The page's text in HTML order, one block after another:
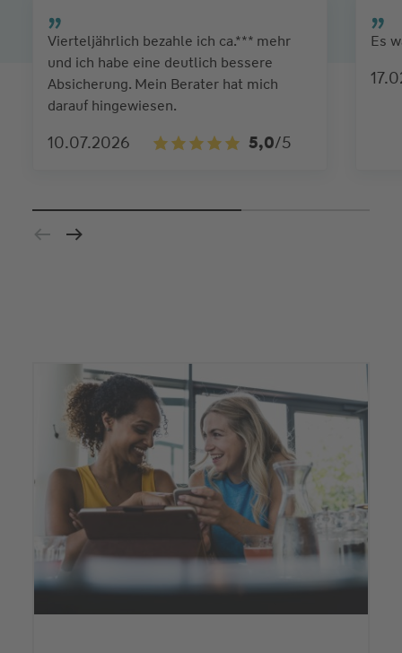
Vierteljährlich bezahle ich ca.*** mehr
und ich habe eine deutlich bessere
Absicherung. Mein Berater hat mich
darauf hingewiesen.
10.07.2026 5,0/5
Es